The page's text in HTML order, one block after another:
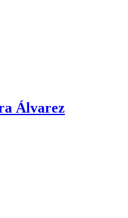
Álvarez